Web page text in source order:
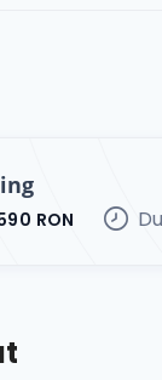
RON